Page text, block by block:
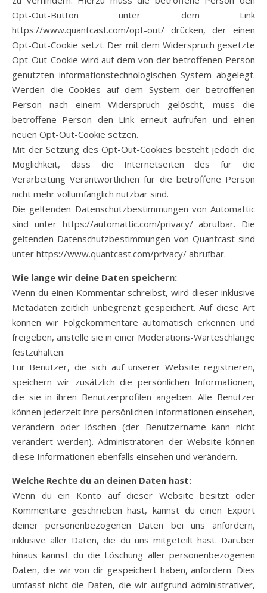
Opt-Out-Button unter dem Link
https://www.quantcast.com/opt-out/ drücken, der einen
Opt-Out-Cookie setzt. Der mit dem Widerspruch gesetzte
Opt-Out-Cookie wird auf dem von der betroffenen Person
genutzten informationstechnologischen System abgelegt.
Werden die Cookies auf dem System der betroffenen
Person nach einem Widerspruch gelöscht, muss die
betroffene Person den Link erneut aufrufen und einen
neuen Opt-Out-Cookie setzen.
Mit der Setzung des Opt-Out-Cookies besteht jedoch die
Möglichkeit, dass die Internetseiten des für die
Verarbeitung Verantwortlichen für die betroffene Person
nicht mehr vollumfänglich nutzbar sind.
Die geltenden Datenschutzbestimmungen von Automattic
sind unter https://automattic.com/privacy/ abrufbar. Die
geltenden Datenschutzbestimmungen von Quantcast sind
unter https://www.quantcast.com/privacy/ abrufbar.
Wie lange wir deine Daten speichern:
Wenn du einen Kommentar schreibst, wird dieser inklusive
Metadaten zeitlich unbegrenzt gespeichert. Auf diese Art
können wir Folgekommentare automatisch erkennen und
freigeben, anstelle sie in einer Moderations-Warteschlange
festzuhalten.
Für Benutzer, die sich auf unserer Website registrieren,
speichern wir zusätzlich die persönlichen Informationen,
die sie in ihren Benutzerprofilen angeben. Alle Benutzer
können jederzeit ihre persönlichen Informationen einsehen,
verändern oder löschen (der Benutzername kann nicht
verändert werden). Administratoren der Website können
diese Informationen ebenfalls einsehen und verändern.
Welche Rechte du an deinen Daten hast:
Wenn du ein Konto auf dieser Website besitzt oder
Kommentare geschrieben hast, kannst du einen Export
deiner personenbezogenen Daten bei uns anfordern,
inklusive aller Daten, die du uns mitgeteilt hast. Darüber
hinaus kannst du die Löschung aller personenbezogenen
Daten, die wir von dir gespeichert haben, anfordern. Dies
umfasst nicht die Daten, die wir aufgrund administrativer,